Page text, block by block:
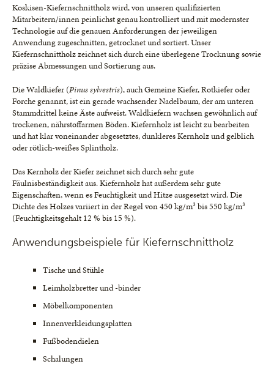
Koskisen-Kiefernschnittholz wird, von unseren qualifizierten
Mitarbeitern/innen peinlichst genau kontrolliert und mit modernster
Technologie auf die genauen Anforderungen der jeweiligen
Anwendung zugeschnitten, getrocknet und sortiert. Unser
Kiefernschnittholz zeichnet sich durch eine überlegene Trocknung sowie
präzise Abmessungen und Sortierung aus.
Die Waldkiefer (Pinus sylvestris), auch Gemeine Kiefer, Rotkiefer oder
Forche genannt, ist ein gerade wachsender Nadelbaum, der am unteren
Stammdrittel keine Äste aufweist. Waldkiefern wachsen gewöhnlich auf
trockenen, nährstoffarmen Böden. Kiefernholz ist leicht zu bearbeiten
und hat klar voneinander abgesetztes, dunkleres Kernholz und gelblich
oder rötlich-weißes Splintholz.
Das Kernholz der Kiefer zeichnet sich durch sehr gute
Fäulnisbeständigkeit aus. Kiefernholz hat außerdem sehr gute
Eigenschaften, wenn es Feuchtigkeit und Hitze ausgesetzt wird. Die
Dichte des Holzes variiert in der Regel von 450 kg/m³ bis 550 kg/m³
(Feuchtigkeitsgehalt 12 % bis 15 %).
Anwendungsbeispiele für Kiefernschnittholz
Tische und Stühle
Leimholzbretter und -binder
Möbelkomponenten
Innenverkleidungsplatten
Fußbodendielen
Schalungen